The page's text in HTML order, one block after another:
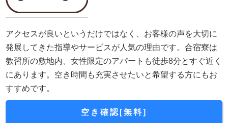
アクセスが良いというだけではなく、お客様の声を大切に
発展してきた指導やサービスが人気の理由です。合宿寮は
教習所の敷地内、女性限定のアパートも徒歩8分とすぐ近く
にあります。空き時間も充実させたいと希望する方にもお
すすめです。
空き確認[無料]